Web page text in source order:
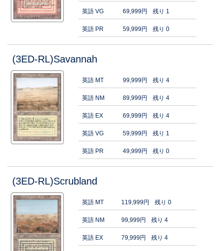
英語 VG 69,999円 残り 1
英語 PR 59,999円 残り 0
(3ED-RL)Savannah
英語 MT 99,999円 残り 4
英語 NM 89,999円 残り 4
英語 EX 69,999円 残り 4
英語 VG 59,999円 残り 1
英語 PR 49,999円 残り 0
(3ED-RL)Scrubland
英語 MT 119,999円 残り 0
英語 NM 99,999円 残り 4
英語 EX 79,999円 残り 4